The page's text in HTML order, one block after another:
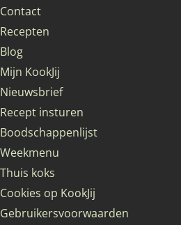
Contact
Recepten
Blog
Mijn KookJij
Nieuwsbrief
Recept insturen
Boodschappenlijst
Weekmenu
Thuis koks
Cookies op KookJij
Gebruikersvoorwaarden